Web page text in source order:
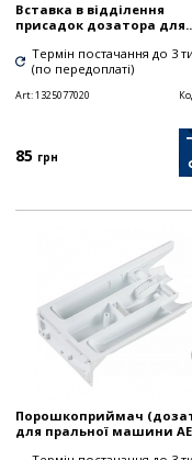
Вставка в відділення
присадок дозатора
Термін постачання до 3
(по передоплаті)
Art:1325077020
85 грн
Порошкоприймач
для пральної машини